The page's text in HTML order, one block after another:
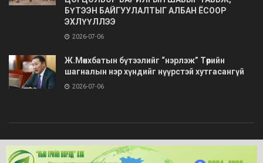
БҮТЭЭН БАЙГУУЛАЛТЫГ АЛБАН ЁСООР
ЭХЛҮҮЛЛЭЭ
2026-07-06
Ж.Мөнхбатын бүтээлийг “нэрлэж” Төрийн
шагналын нэр хүндийг нүүрстэй хутгасангүй
2026-07-06
© 2020 Barimt.com- Зохиогчийн эрх хуулиар хамгаалагдсан. Загварыг